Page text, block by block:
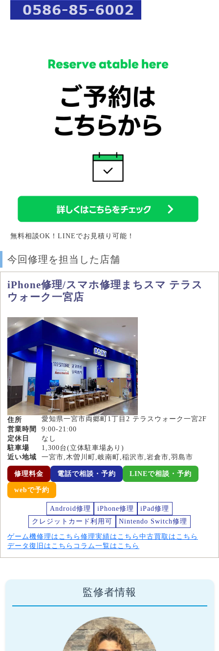
無料相談OK！LINEでお見積り可能！
今回修理を担当した店舗
iPhone修理/スマホ修理まちスマ テラス
ウォーク一宮店
住所
愛知県一宮市両郷町1丁目2 テラスウォーク一宮2F
営業時間
9:00-21:00
定休日
なし
駐車場
1,300台(立体駐車場あり)
近い地域
一宮市,木曽川町,岐南町,稲沢市,岩倉市,羽島市
修理料金 電話で相談・予約 LINEで相談・予約
webで予約
Android修理 iPhone修理
iPad修理
クレジットカード利用可
Nintendo Switch修理
ゲーム機修理はこちら 修理実績はこちら 中古買取はこちら
データ復旧はこちら コラム一覧はこちら
監修者情報